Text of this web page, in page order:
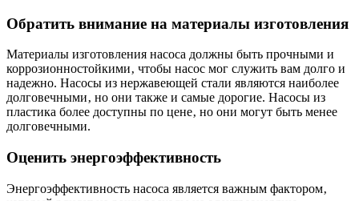
Обратить внимание на материалы изготовления
Материалы изготовления насоса должны быть прочными и
коррозионностойкими‚ чтобы насос мог служить вам долго и
надежно. Насосы из нержавеющей стали являются наиболее
долговечными‚ но они также и самые дорогие. Насосы из
пластика более доступны по цене‚ но они могут быть менее
долговечными.
Оценить энергоэффективность
Энергоэффективность насоса является важным фактором‚